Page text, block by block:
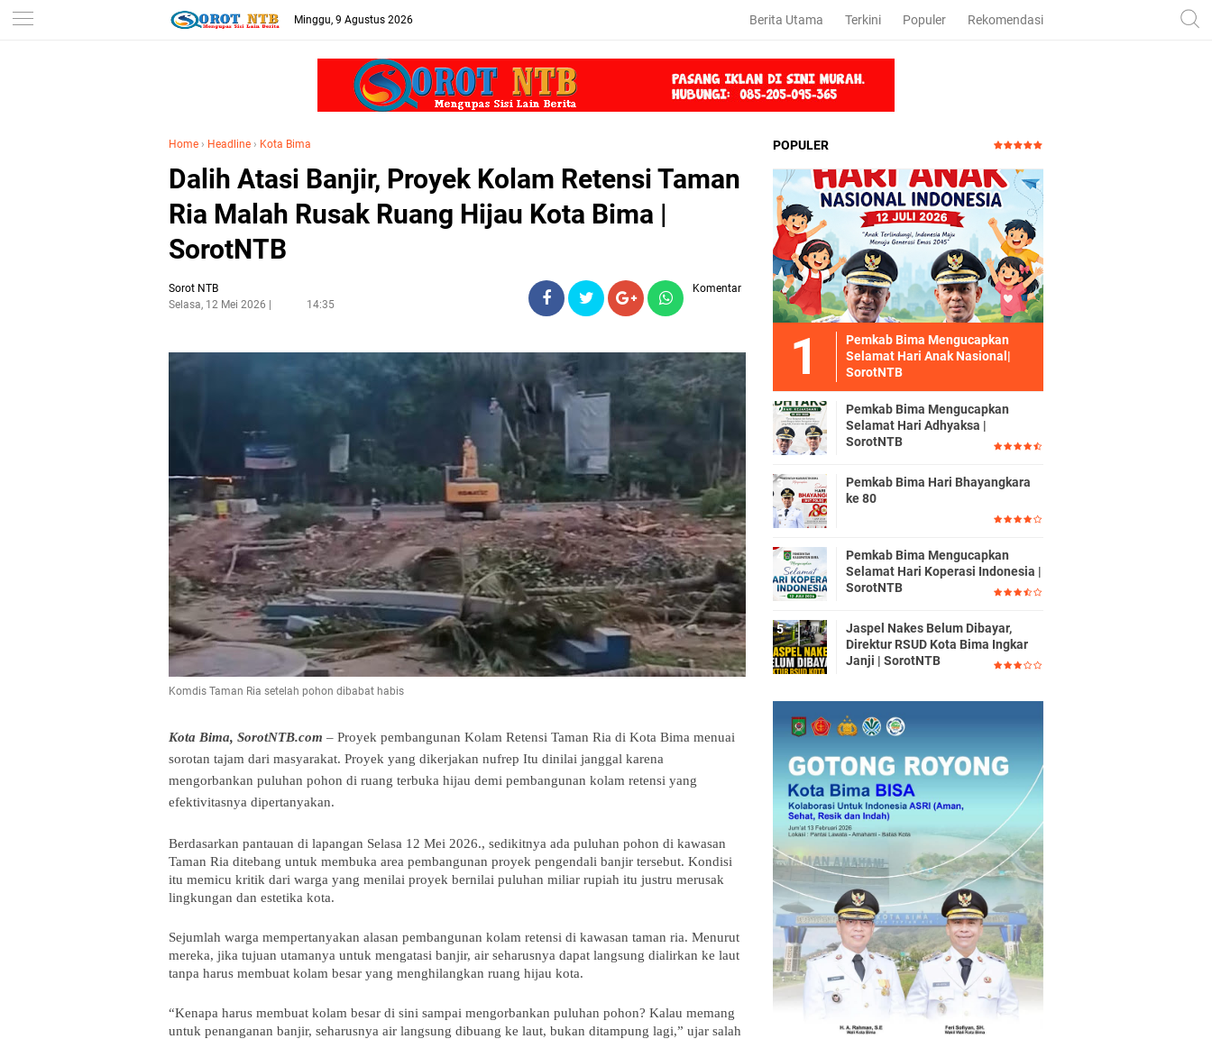
Minggu, 9 Agustus 2026 Berita Utama Terkini Populer Rekomendasi
Home › Headline › Kota Bima
Dalih Atasi Banjir, Proyek Kolam Retensi Taman
Ria Malah Rusak Ruang Hijau Kota Bima |
SorotNTB
Sorot NTB
Selasa, 12 Mei 2026
14:35
Komentar
Komdis Taman Ria setelah pohon dibabat habis
Kota Bima, SorotNTB.com – Proyek pembangunan Kolam Retensi Taman Ria di Kota Bima menuai
sorotan tajam dari masyarakat. Proyek yang dikerjakan nufrep Itu dinilai janggal karena
mengorbankan puluhan pohon di ruang terbuka hijau demi pembangunan kolam retensi yang
efektivitasnya dipertanyakan.
Berdasarkan pantauan di lapangan Selasa 12 Mei 2026., sedikitnya ada puluhan pohon di kawasan
Taman Ria ditebang untuk membuka area pembangunan proyek pengendali banjir tersebut. Kondisi
itu memicu kritik dari warga yang menilai proyek bernilai puluhan miliar rupiah itu justru merusak
lingkungan dan estetika kota.
Sejumlah warga mempertanyakan alasan pembangunan kolam retensi di kawasan taman ria. Menurut
mereka, jika tujuan utamanya untuk mengatasi banjir, air seharusnya dapat langsung dialirkan ke laut
tanpa harus membuat kolam besar yang menghilangkan ruang hijau kota.
“Kenapa harus membuat kolam besar di sini sampai mengorbankan puluhan pohon? Kalau memang
untuk penanganan banjir, seharusnya air langsung dibuang ke laut, bukan ditampung lagi,” ujar salah
POPULER
Pemkab Bima Mengucapkan
Selamat Hari Anak Nasional|
SorotNTB
Pemkab Bima Mengucapkan
Selamat Hari Adhyaksa |
SorotNTB
Pemkab Bima Hari Bhayangkara
ke 80
Pemkab Bima Mengucapkan
Selamat Hari Koperasi Indonesia |
SorotNTB
Jaspel Nakes Belum Dibayar,
Direktur RSUD Kota Bima Ingkar
Janji | SorotNTB